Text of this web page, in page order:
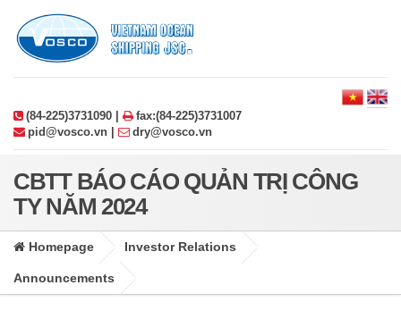
(84-225)3731090 |
fax:(84-225)3731007
pid@vosco.vn |
dry@vosco.vn
CBTT BÁO CÁO QUẢN TRỊ CÔNG
TY NĂM 2024
Homepage Investor Relations
Announcements